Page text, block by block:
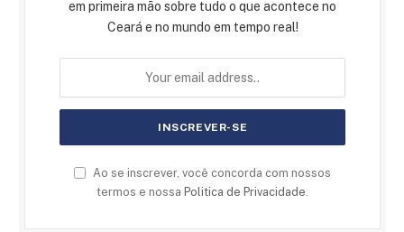
em primeira mão sobre tudo o que acontece no
Ceará e no mundo em tempo real!
Ao se inscrever, você concorda com nossos
termos e nossa Politica de Privacidade